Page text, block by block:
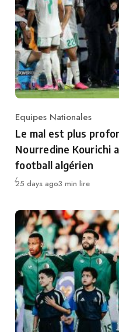
Category
Equipes Nationales
Le mal est plus
Nourredine Kourichi
football algérien
Publié
25 days ago3 min lire